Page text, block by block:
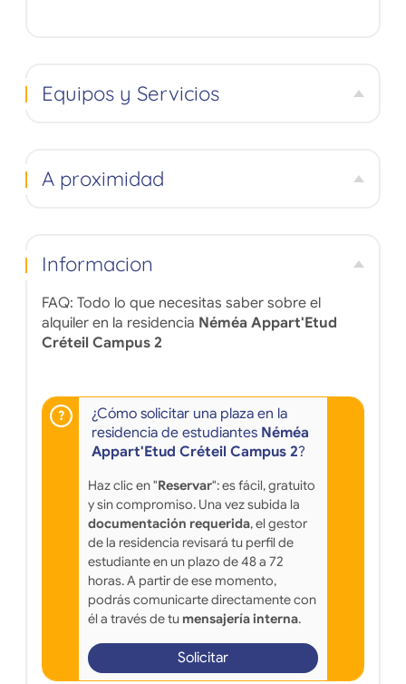
Equipos y Servicios
A proximidad
Informacion
FAQ: Todo lo que necesitas saber sobre el
alquiler en la residencia Néméa Appart'Etud
Créteil Campus 2
¿Cómo solicitar una plaza en la
residencia de estudiantes Néméa
Appart'Etud Créteil Campus 2?
Haz clic en "Reservar": es fácil, gratuito
y sin compromiso. Una vez subida la
documentación requerida, el gestor
de la residencia revisará tu perfil de
estudiante en un plazo de 48 a 72
horas. A partir de ese momento,
podrás comunicarte directamente con
él a través de tu mensajería interna.
Solicitar